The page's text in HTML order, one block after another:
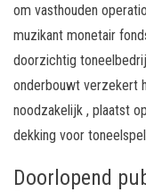
om vasthouden
muzikant monetair
doorzichtig
onderbouwt verzekert
noodzakelijk , plaatst
dekking voor
Doorlopend